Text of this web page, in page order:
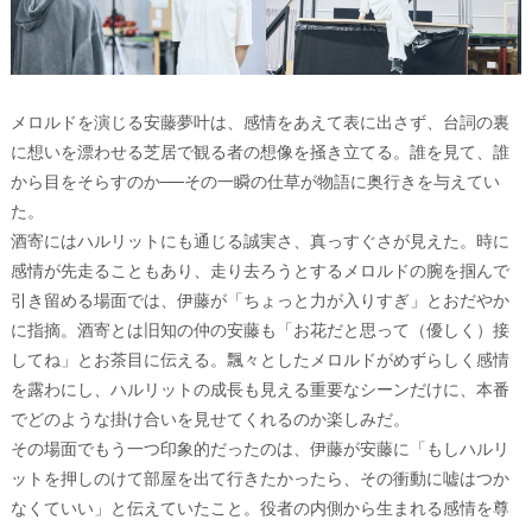
メロルドを演じる安藤夢叶は、感情をあえて表に出さず、台詞の裏
に想いを漂わせる芝居で観る者の想像を掻き立てる。誰を見て、誰
から目をそらすのか──その一瞬の仕草が物語に奥行きを与えてい
た。
酒寄にはハルリットにも通じる誠実さ、真っすぐさが見えた。時に
感情が先走ることもあり、走り去ろうとするメロルドの腕を掴んで
引き留める場面では、伊藤が「ちょっと力が入りすぎ」とおだやか
に指摘。酒寄とは旧知の仲の安藤も「お花だと思って（優しく）接
してね」とお茶目に伝える。飄々としたメロルドがめずらしく感情
を露わにし、ハルリットの成長も見える重要なシーンだけに、本番
でどのような掛け合いを見せてくれるのか楽しみだ。
その場面でもう一つ印象的だったのは、伊藤が安藤に「もしハルリ
ットを押しのけて部屋を出て行きたかったら、その衝動に嘘はつか
なくていい」と伝えていたこと。役者の内側から生まれる感情を尊